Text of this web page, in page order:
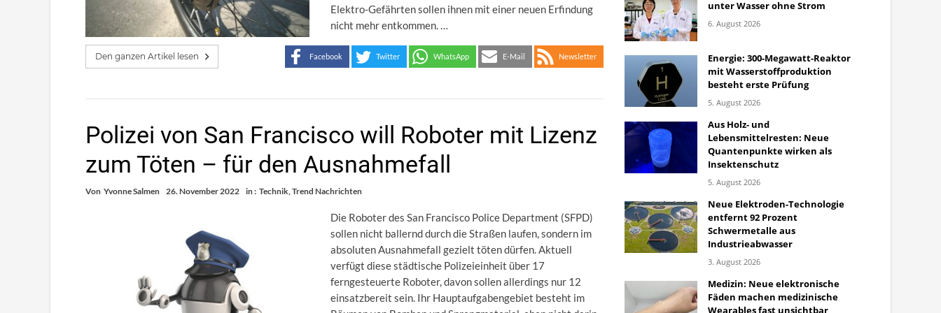
Elektro-Gefährten sollen ihnen mit einer neuen Erfindung
nicht mehr entkommen. …
Den ganzen Artikel lesen Facebook Twitter WhatsApp E-Mail Newsletter
Polizei von San Francisco will Roboter mit Lizenz
zum Töten – für den Ausnahmefall
Von Yvonne Salmen 26. November 2022 in : Technik,Trend Nachrichten
Die Roboter des San Francisco Police Department (SFPD)
sollen nicht ballernd durch die Straßen laufen, sondern im
absoluten Ausnahmefall gezielt töten dürfen. Aktuell
verfügt diese städtische Polizeieinheit über 17
ferngesteuerte Roboter, davon sollen allerdings nur 12
einsatzbereit sein. Ihr Hauptaufgabengebiet besteht im
unter Wasser ohne Strom
6. August 2026
Energie: 300-Megawatt-Reaktor
mit Wasserstoffproduktion
besteht erste Prüfung
5. August 2026
Aus Holz- und
Lebensmittelresten: Neue
Quantenpunkte wirken als
Insektenschutz
5. August 2026
Neue Elektroden-Technologie
entfernt 92 Prozent
Schwermetalle aus
Industrieabwasser
3. August 2026
Medizin: Neue elektronische
Fäden machen medizinische
Wearables fast unsichtbar